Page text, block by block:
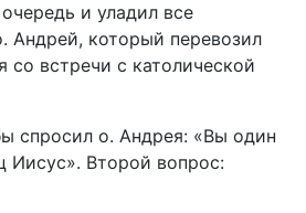
и уладил все
Андрей, который перевозил
встречи с католической
спросил о. Андрея: «Вы один
Иисус». Второй вопрос: